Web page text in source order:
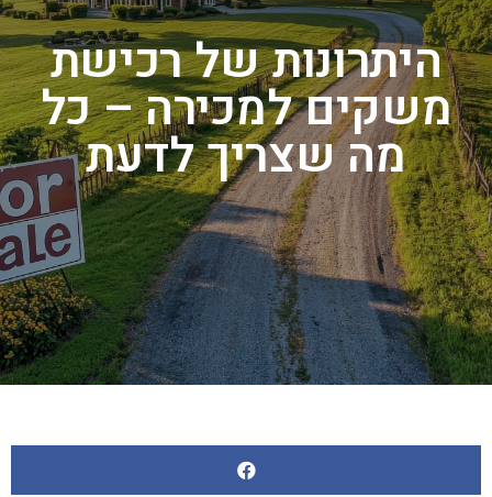
היתרונות של רכישת
משקים למכירה – כל
מה שצריך לדעת